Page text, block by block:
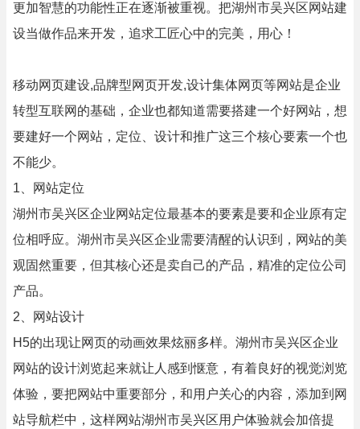
更加智慧的功能性正在逐渐被重视。把湖州市吴兴区网站建
设当做作品来开发，追求工匠心中的完美，用心！
移动网页建设,品牌型网页开发,设计集体网页等网站是企业
转型互联网的基础，企业也都知道需要搭建一个好网站，想
要建好一个网站，定位、设计和推广这三个核心要素一个也
不能少。
1、网站定位
湖州市吴兴区企业网站定位最基本的要素是要和企业原有定
位相呼应。湖州市吴兴区企业需要清醒的认识到，网站的美
观固然重要，但其核心还是卖自己的产品，精准的定位公司
产品。
2、网站设计
H5的出现让网页的动画效果炫丽多样。湖州市吴兴区企业
网站的设计浏览起来就让人感到惬意，有着良好的视觉浏览
体验，要把网站中重要部分，和用户关心的内容，添加到网
站导航栏中，这样网站湖州市吴兴区用户体验就会加倍提